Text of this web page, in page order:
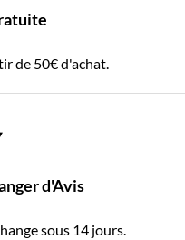
de 50€ d'achat.
d'Avis
sous 14 jours.